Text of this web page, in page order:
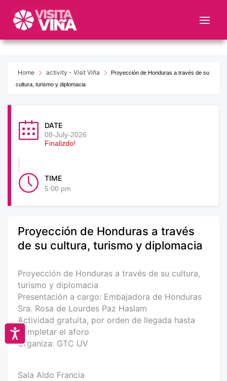
este
web
sistema
Accesibilidad
Home activity - Visit Viña
Proyección de Honduras a través de su
cultura, turismo y diplomacia
DATE
08-July-2026
Finalizdo!
TIME
5:00 pm
Proyección de Honduras a través
de su cultura, turismo y diplomacia
Proyección de Honduras a través de su cultura,
turismo y diplomacia
Presentación a cargo: Embajadora de Honduras
Sra. Rosa de Lourdes Paz Haslam
Actividad gratuita, por orden de llegada hasta
completar el aforo
Organiza: GTC UV
Sala Aldo Francia